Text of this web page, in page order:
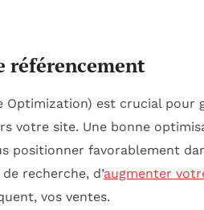
référencement
Optimization) est crucial pour
votre site. Une bonne
positionner favorablement
recherche, d’augmenter
vos ventes.